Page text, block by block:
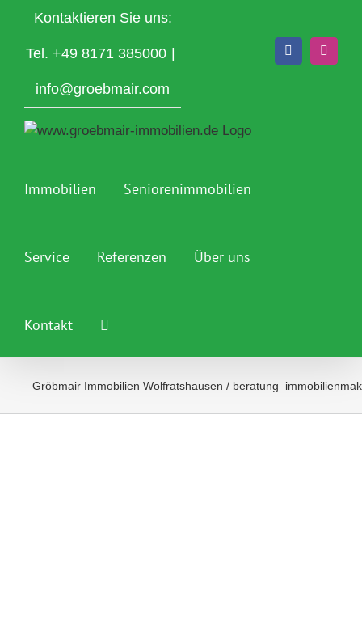
springen
Kontaktieren Sie uns:
Tel. +49 8171 385000
info@groebmair.com
Facebook
Immobilien Seniorenimmobilien
Service Referenzen Über uns
Kontakt
Gröbmair Immobilien Wolfratshausen /